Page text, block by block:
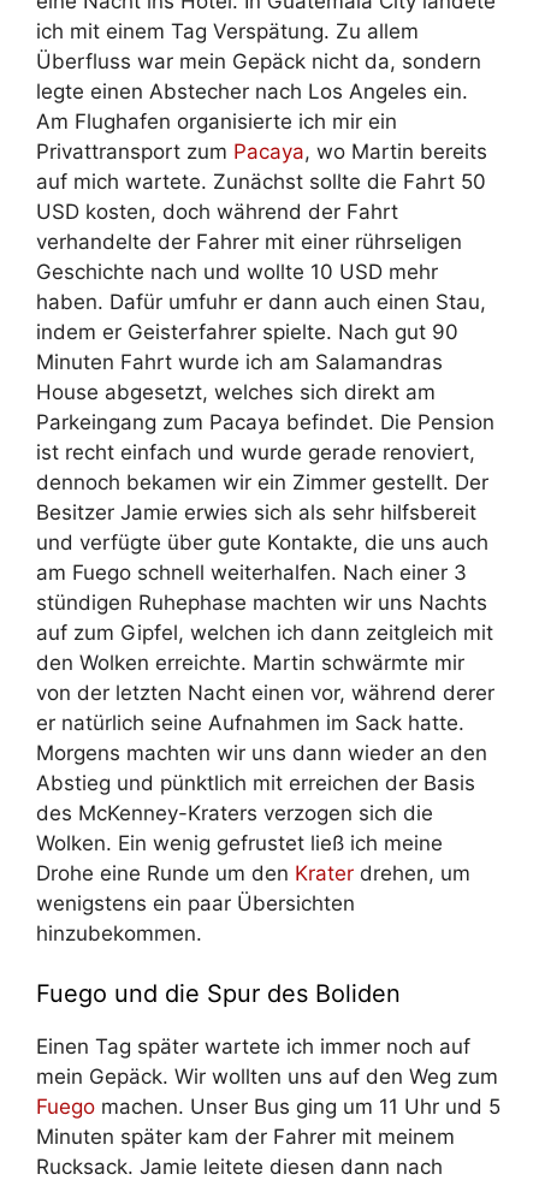
ich mit einem Tag Verspätung. Zu allem
Überfluss war mein Gepäck nicht da, sondern
legte einen Abstecher nach Los Angeles ein.
Am Flughafen organisierte ich mir ein
Privattransport zum Pacaya, wo Martin bereits
auf mich wartete. Zunächst sollte die Fahrt 50
USD kosten, doch während der Fahrt
verhandelte der Fahrer mit einer rührseligen
Geschichte nach und wollte 10 USD mehr
haben. Dafür umfuhr er dann auch einen Stau,
indem er Geisterfahrer spielte. Nach gut 90
Minuten Fahrt wurde ich am Salamandras
House abgesetzt, welches sich direkt am
Parkeingang zum Pacaya befindet. Die Pension
ist recht einfach und wurde gerade renoviert,
dennoch bekamen wir ein Zimmer gestellt. Der
Besitzer Jamie erwies sich als sehr hilfsbereit
und verfügte über gute Kontakte, die uns auch
am Fuego schnell weiterhalfen. Nach einer 3
stündigen Ruhephase machten wir uns Nachts
auf zum Gipfel, welchen ich dann zeitgleich mit
den Wolken erreichte. Martin schwärmte mir
von der letzten Nacht einen vor, während derer
er natürlich seine Aufnahmen im Sack hatte.
Morgens machten wir uns dann wieder an den
Abstieg und pünktlich mit erreichen der Basis
des McKenney-Kraters verzogen sich die
Wolken. Ein wenig gefrustet ließ ich meine
Drohe eine Runde um den Krater drehen, um
wenigstens ein paar Übersichten
hinzubekommen.
Fuego und die Spur des Boliden
Einen Tag später wartete ich immer noch auf
mein Gepäck. Wir wollten uns auf den Weg zum
Fuego machen. Unser Bus ging um 11 Uhr und 5
Minuten später kam der Fahrer mit meinem
Rucksack. Jamie leitete diesen dann nach